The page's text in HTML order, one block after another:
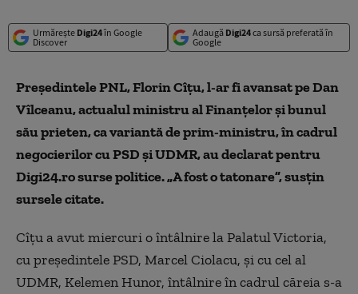
Urmărește Digi24în Google
Discover
Adaugă Digi24ca sursă preferată în
Google
Președintele PNL, Florin Cîțu, l-ar fi avansat pe Dan
Vîlceanu, actualul ministru al Finanțelor și bunul
său prieten, ca variantă de prim-ministru, în cadrul
negocierilor cu PSD și UDMR, au declarat pentru
Digi24.ro surse politice. „A fost o tatonare”, susțin
sursele citate.
Cîțu a avut miercuri o întâlnire la Palatul Victoria,
cu președintele PSD, Marcel Ciolacu, și cu cel al
UDMR, Kelemen Hunor, întâlnire în cadrul căreia s-a